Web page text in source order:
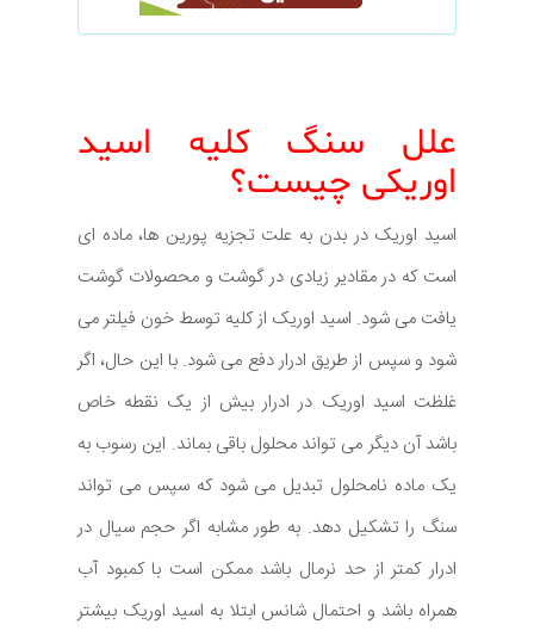
علل سنگ کلیه اسید
اوریکی چیست؟
اسید اوریک در بدن به علت تجزیه پورین ها، ماده ای
است که در مقادیر زیادی در گوشت و محصولات گوشت
یافت می شود. اسید اوریک از کلیه توسط خون فیلتر می
شود و سپس از طریق ادرار دفع می شود. با این حال، اگر
غلظت اسید اوریک در ادرار بیش از یک نقطه خاص
باشد آن دیگر می تواند محلول باقی بماند. این رسوب به
یک ماده نامحلول تبدیل می شود که سپس می تواند
سنگ را تشکیل دهد. به طور مشابه اگر حجم سیال در
ادرار کمتر از حد نرمال باشد ممکن است با کمبود آب
همراه باشد و احتمال شانس ابتلا به اسید اوریک بیشتر